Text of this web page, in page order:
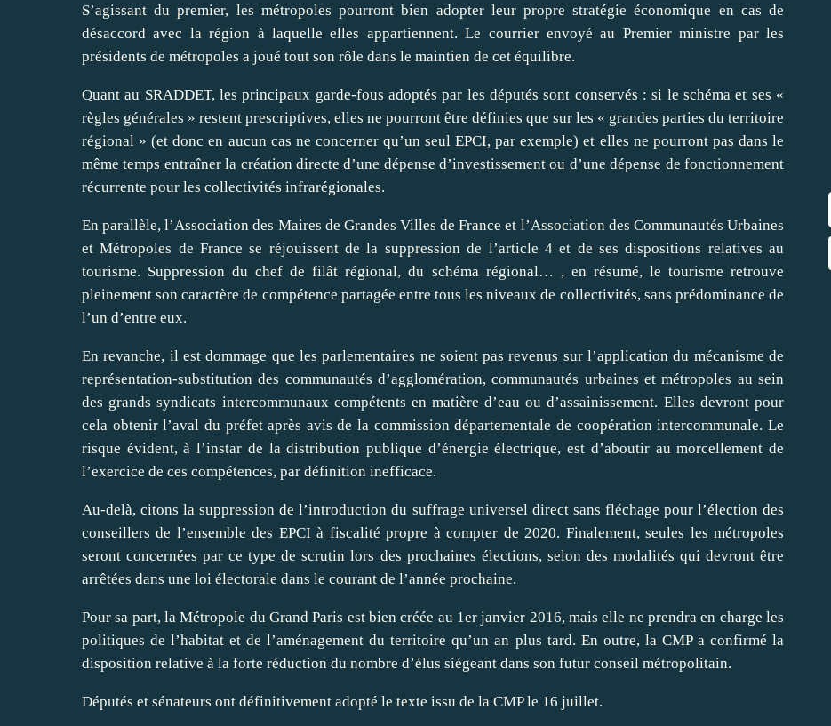
S’agissant du premier, les métropoles pourront bien adopter leur propre stratégie économique en cas de
désaccord avec la région à laquelle elles appartiennent. Le courrier envoyé au Premier ministre par les
présidents de métropoles a joué tout son rôle dans le maintien de cet équilibre.
Quant au SRADDET, les principaux garde-fous adoptés par les députés sont conservés : si le schéma et ses «
règles générales » restent prescriptives, elles ne pourront être définies que sur les « grandes parties du territoire
régional » (et donc en aucun cas ne concerner qu’un seul EPCI, par exemple) et elles ne pourront pas dans le
même temps entraîner la création directe d’une dépense d’investissement ou d’une dépense de fonctionnement
récurrente pour les collectivités infrarégionales.
En parallèle, l’Association des Maires de Grandes Villes de France et l’Association des Communautés Urbaines
et Métropoles de France se réjouissent de la suppression de l’article 4 et de ses dispositions relatives au
tourisme. Suppression du chef de filât régional, du schéma régional… , en résumé, le tourisme retrouve
pleinement son caractère de compétence partagée entre tous les niveaux de collectivités, sans prédominance de
l’un d’entre eux.
En revanche, il est dommage que les parlementaires ne soient pas revenus sur l’application du mécanisme de
représentation-substitution des communautés d’agglomération, communautés urbaines et métropoles au sein
des grands syndicats intercommunaux compétents en matière d’eau ou d’assainissement. Elles devront pour
cela obtenir l’aval du préfet après avis de la commission départementale de coopération intercommunale. Le
risque évident, à l’instar de la distribution publique d’énergie électrique, est d’aboutir au morcellement de
l’exercice de ces compétences, par définition inefficace.
Au-delà, citons la suppression de l’introduction du suffrage universel direct sans fléchage pour l’élection des
conseillers de l’ensemble des EPCI à fiscalité propre à compter de 2020. Finalement, seules les métropoles
seront concernées par ce type de scrutin lors des prochaines élections, selon des modalités qui devront être
arrêtées dans une loi électorale dans le courant de l’année prochaine.
Pour sa part, la Métropole du Grand Paris est bien créée au 1er janvier 2016, mais elle ne prendra en charge les
politiques de l’habitat et de l’aménagement du territoire qu’un an plus tard. En outre, la CMP a confirmé la
disposition relative à la forte réduction du nombre d’élus siégeant dans son futur conseil métropolitain.
Députés et sénateurs ont définitivement adopté le texte issu de la CMP le 16 juillet.